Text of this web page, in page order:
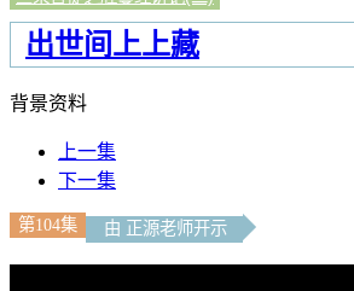
出世间上上藏
背景资料
上一集
下一集
第104集 由 正源老师开示